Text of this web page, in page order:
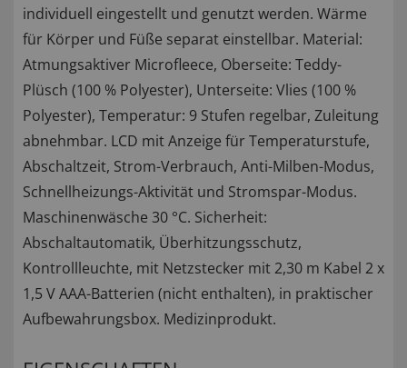
individuell eingestellt und genutzt werden. Wärme
für Körper und Füße separat einstellbar. Material:
Atmungsaktiver Microfleece, Oberseite: Teddy-
Plüsch (100 % Polyester), Unterseite: Vlies (100 %
Polyester), Temperatur: 9 Stufen regelbar, Zuleitung
abnehmbar. LCD mit Anzeige für Temperaturstufe,
Abschaltzeit, Strom-Verbrauch, Anti-Milben-Modus,
Schnellheizungs-Aktivität und Stromspar-Modus.
Maschinenwäsche 30 °C. Sicherheit:
Abschaltautomatik, Überhitzungsschutz,
Kontrollleuchte, mit Netzstecker mit 2,30 m Kabel 2 x
1,5 V AAA-Batterien (nicht enthalten), in praktischer
Aufbewahrungsbox. Medizinprodukt.